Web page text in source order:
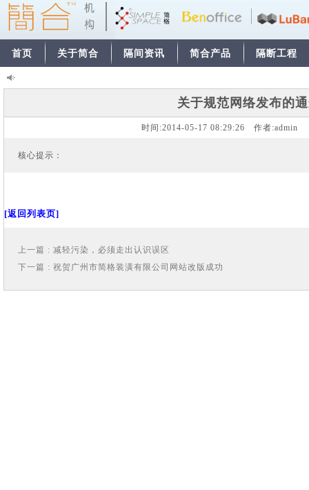
首页 关于简合 隔间资讯 简合产品 隔断工程
关于规范网络发布的
时间:2014-05-17 08:29:26 作者:admin
核心提示：
[返回列表页]
上一篇 : 减轻污染，必须走出认识误区
下一篇 : 祝贺广州市简格装潢有限公司网站改版成功